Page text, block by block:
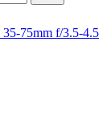
75mm f/3.5-4.5